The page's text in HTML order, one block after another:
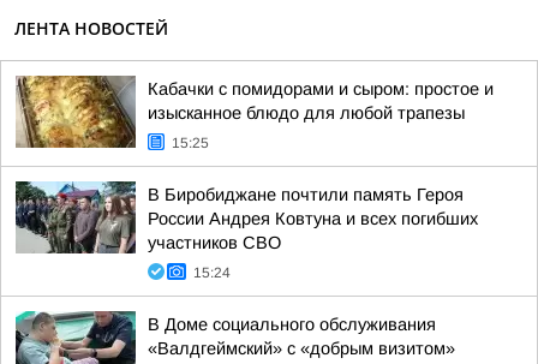
ЛЕНТА НОВОСТЕЙ
Кабачки с помидорами и сыром: простое и
изысканное блюдо для любой трапезы
15:25
В Биробиджане почтили память Героя
России Андрея Ковтуна и всех погибших
участников СВО
15:24
В Доме социального обслуживания
«Валдгеймский» с «добрым визитом»